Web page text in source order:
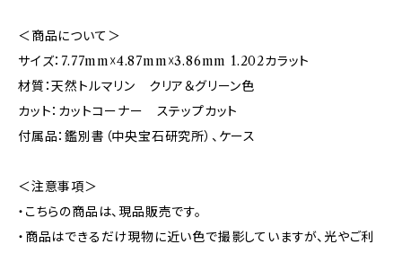
＜商品について＞
サイズ：7.77mm☓4.87mm☓3.86mm 1.202カラット
材質：天然トルマリン クリア＆グリーン色
カット：カットコーナー ステップカット
付属品：鑑別書（中央宝石研究所）、ケース
＜注意事項＞
・こちらの商品は、現品販売です。
・商品はできるだけ現物に近い色で撮影していますが、光やご利